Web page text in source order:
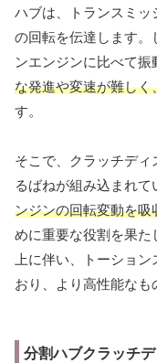
ハブは、トランスミッ
の回転を伝達します。
ンエンジンに比べて振
な発進や変速が難し
す。
そこで、クラッチデ
るばねが組み込まれて
ンジンの回転変動を
めに重要な役割を果た
上に伴い、トーショ
おり、より高性能なも
分割ハブクラッチ